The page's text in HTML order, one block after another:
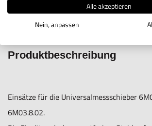
Produktbeschreibung
Einsätze für die Universalmessschieber
6M03.8.02.
Alle akzeptieren
Nein, anpassen